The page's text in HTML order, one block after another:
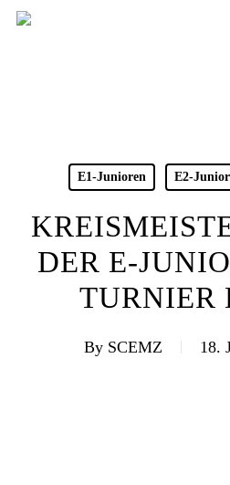
Skip
E1-Junioren E2-
DER E-
TURNIER
By SCEMZ 18.